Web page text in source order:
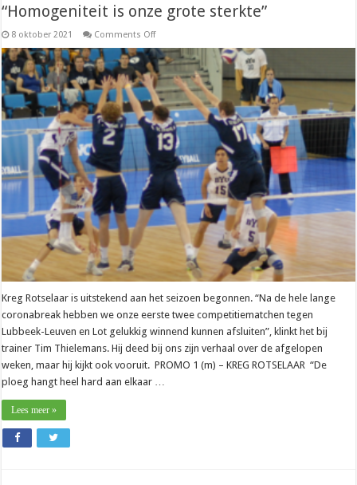
“Homogeniteit is onze grote sterkte”
8 oktober 2021 Comments Offon
–
Tim
Thielemans
(Kreg
Rotselaar):
“Homogeniteit
is
onze
grote
sterkte”
Kreg Rotselaar is uitstekend aan het seizoen begonnen. “Na de hele lange
coronabreak hebben we onze eerste twee competitiematchen tegen
Lubbeek-Leuven en Lot gelukkig winnend kunnen afsluiten”, klinkt het bij
trainer Tim Thielemans. Hij deed bij ons zijn verhaal over de afgelopen
weken, maar hij kijkt ook vooruit. PROMO 1 (m) – KREG ROTSELAAR “De
ploeg hangt heel hard aan elkaar …
Lees meer »